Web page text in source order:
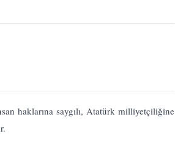
haklarına saygılı, Atatürk milliyetçiliğine